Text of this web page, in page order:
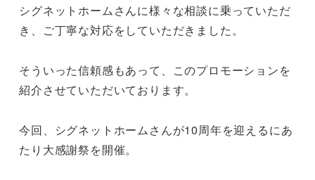
シグネットホームさんに様々な相談に乗っていただ
き、ご丁寧な対応をしていただきました。
そういった信頼感もあって、このプロモーションを
紹介させていただいております。
今回、シグネットホームさんが10周年を迎えるにあ
たり大感謝祭を開催。